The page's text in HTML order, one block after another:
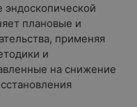
эндоскопической
плановые и
применяя
и
на снижение